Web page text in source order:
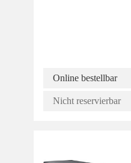
Online bestellbar
Nicht reservierbar